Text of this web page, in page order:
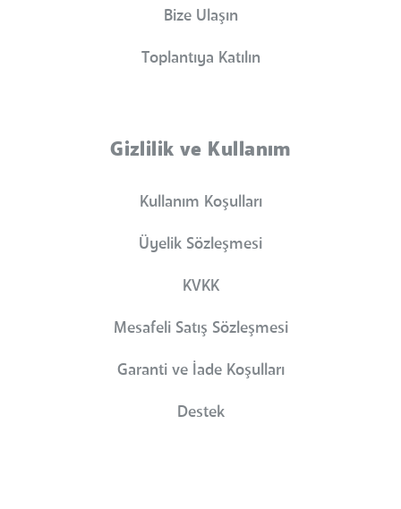
Bize Ulaşın
Toplantıya Katılın
Gizlilik ve Kullanım
Kullanım Koşulları
Üyelik Sözleşmesi
KVKK
Mesafeli Satış Sözleşmesi
Garanti ve İade Koşulları
Destek